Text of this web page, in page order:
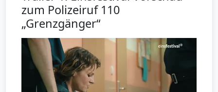
zum Polizeiruf 110
„Grenzgänger“